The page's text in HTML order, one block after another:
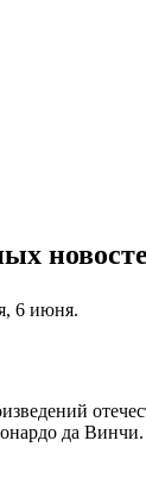
6 июня.
да